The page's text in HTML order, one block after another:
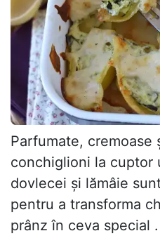
Parfumate, cremoase
conchiglioni la cuptor
dovlecei și lămâie
pentru a transforma
prânz în ceva special